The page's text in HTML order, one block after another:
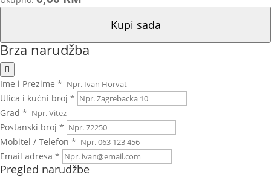
Kupi sada
Brza narudžba
Ime i Prezime *
Ulica i kućni broj *
Grad *
Postanski broj *
Mobitel / Telefon *
Email adresa *
Pregled narudžbe